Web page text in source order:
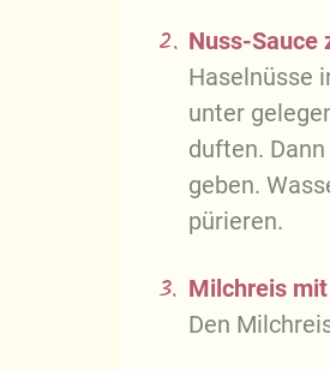
2. Nuss-Sauce
Haselnüsse
unter
duften.
geben.
pürieren.
3. Milchreis
Den